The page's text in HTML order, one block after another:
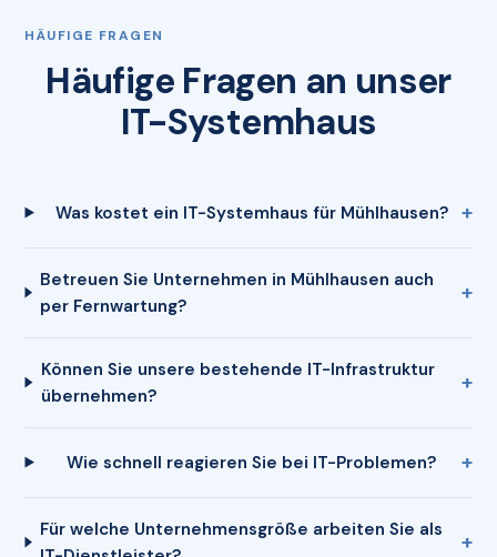
HÄUFIGE FRAGEN
Häufige Fragen an unser
IT-Systemhaus
Was kostet ein IT-Systemhaus für Mühlhausen?
Betreuen Sie Unternehmen in Mühlhausen auch
per Fernwartung?
Können Sie unsere bestehende IT-Infrastruktur
übernehmen?
Wie schnell reagieren Sie bei IT-Problemen?
Für welche Unternehmensgröße arbeiten Sie als